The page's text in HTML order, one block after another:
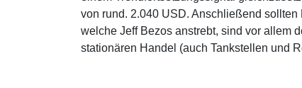
von rund. 2.040 USD. Anschließend
welche Jeff Bezos anstrebt, sind vor allem
stationären Handel (auch Tankstellen und